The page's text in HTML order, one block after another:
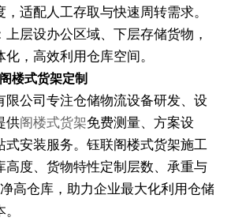
适配人工存取与快速周转需求。
层设办公区域、下层存储货物，
，高效利用仓库空间。
楼式货架定制
限公司专注仓储物流设备研发、设
供阁楼式货架免费测量、方案设
式安装服务。钰联阁楼式货架施工
高度、货物特性定制层数、承重与
高仓库，助力企业最大化利用仓储